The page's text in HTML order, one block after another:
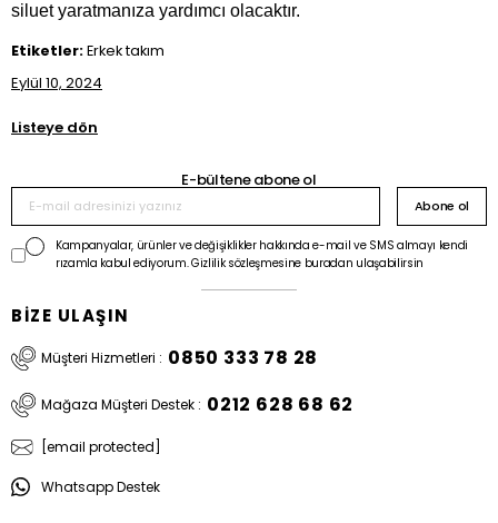
siluet yaratmanıza yardımcı olacaktır.
Etiketler:Erkek takım
Eylül 10, 2024
Listeye dön
E-bültene abone ol
Abone ol
Kampanyalar, ürünler ve değişiklikler hakkında e-mail ve SMS almayı kendi
rızamla kabul ediyorum. Gizlilik sözleşmesine buradan ulaşabilirsin
BİZE ULAŞIN
Müşteri Hizmetleri : 0850 333 78 28
Mağaza Müşteri Destek : 0212 628 68 62
[email protected]
Whatsapp Destek